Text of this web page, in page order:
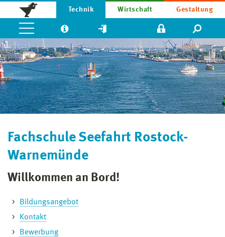
Technik Wirtschaft Gestaltung
Fachschule Seefahrt Rostock-
Warnemünde
Willkommen an Bord!
Bildungsangebot
Kontakt
Bewerbung